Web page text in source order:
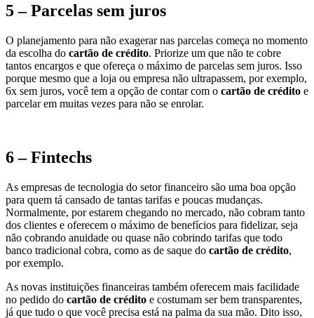
5 – Parcelas sem juros
O planejamento para não exagerar nas parcelas começa no momento
da escolha do cartão de crédito. Priorize um que não te cobre
tantos encargos e que ofereça o máximo de parcelas sem juros. Isso
porque mesmo que a loja ou empresa não ultrapassem, por exemplo,
6x sem juros, você tem a opção de contar com o cartão de crédito e
parcelar em muitas vezes para não se enrolar.
6 – Fintechs
As empresas de tecnologia do setor financeiro são uma boa opção
para quem tá cansado de tantas tarifas e poucas mudanças.
Normalmente, por estarem chegando no mercado, não cobram tanto
dos clientes e oferecem o máximo de benefícios para fidelizar, seja
não cobrando anuidade ou quase não cobrindo tarifas que todo
banco tradicional cobra, como as de saque do cartão de crédito,
por exemplo.
As novas instituições financeiras também oferecem mais facilidade
no pedido do cartão de crédito e costumam ser bem transparentes,
já que tudo o que você precisa está na palma da sua mão. Dito isso,